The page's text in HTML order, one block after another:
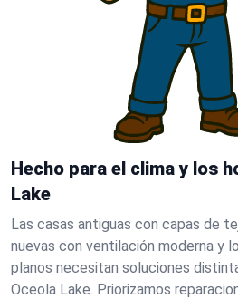
Hecho para el clima y los
Lake
Las casas antiguas con capas de
nuevas con ventilación moderna y
planos necesitan soluciones
Oceola Lake. Priorizamos